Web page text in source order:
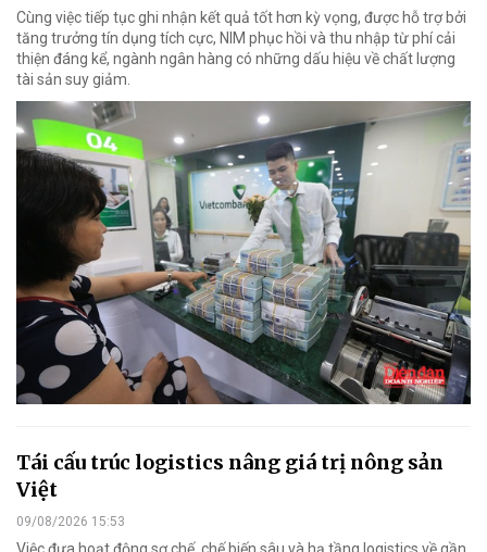
Cùng việc tiếp tục ghi nhận kết quả tốt hơn kỳ vọng, được hỗ trợ bởi
tăng trưởng tín dụng tích cực, NIM phục hồi và thu nhập từ phí cải
thiện đáng kể, ngành ngân hàng có những dấu hiệu về chất lượng
tài sản suy giảm.
Tái cấu trúc logistics nâng giá trị nông sản
Việt
09/08/2026 15:53